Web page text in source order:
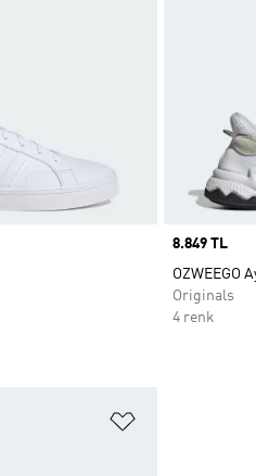
Price
8.849 TL
OZWEEGO
Originals
4 renk